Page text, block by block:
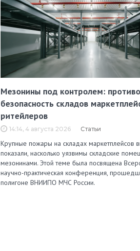
Мезонины под контролем:
безопасность складов
ритейлеров
14:14, 4 августа 2026 Статьи
Крупные пожары на складах маркетплейсов
показали, насколько уязвимы складские
мезонинами. Этой теме была посвящена
научно-практическая конференция,
полигоне ВНИИПО МЧС России.